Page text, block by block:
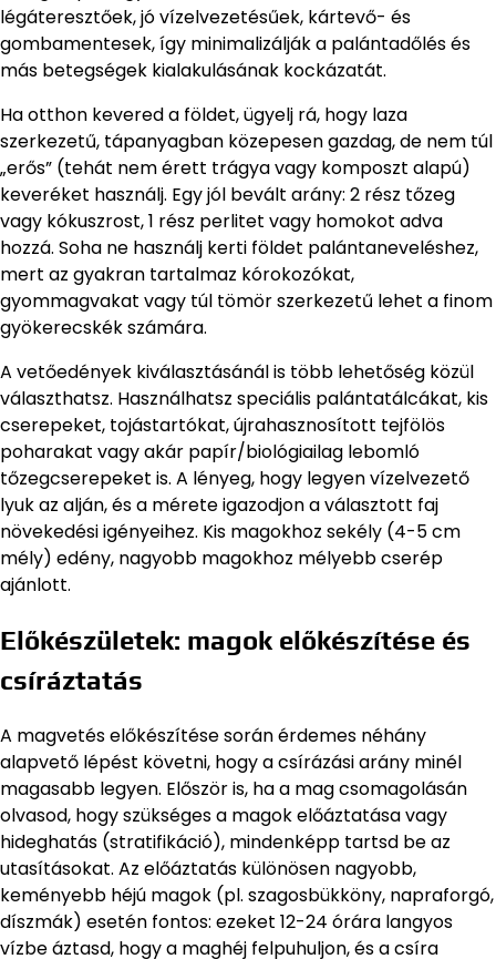
légáteresztőek, jó vízelvezetésűek, kártevő- és
gombamentesek, így minimalizálják a palántadőlés és
más betegségek kialakulásának kockázatát.
Ha otthon kevered a földet, ügyelj rá, hogy laza
szerkezetű, tápanyagban közepesen gazdag, de nem túl
„erős” (tehát nem érett trágya vagy komposzt alapú)
keveréket használj. Egy jól bevált arány: 2 rész tőzeg
vagy kókuszrost, 1 rész perlitet vagy homokot adva
hozzá. Soha ne használj kerti földet palántaneveléshez,
mert az gyakran tartalmaz kórokozókat,
gyommagvakat vagy túl tömör szerkezetű lehet a finom
gyökerecskék számára.
A vetőedények kiválasztásánál is több lehetőség közül
választhatsz. Használhatsz speciális palántatálcákat, kis
cserepeket, tojástartókat, újrahasznosított tejfölös
poharakat vagy akár papír/biológiailag lebomló
tőzegcserepeket is. A lényeg, hogy legyen vízelvezető
lyuk az alján, és a mérete igazodjon a választott faj
növekedési igényeihez. Kis magokhoz sekély (4-5 cm
mély) edény, nagyobb magokhoz mélyebb cserép
ajánlott.
Előkészületek: magok előkészítése és
csíráztatás
A magvetés előkészítése során érdemes néhány
alapvető lépést követni, hogy a csírázási arány minél
magasabb legyen. Először is, ha a mag csomagolásán
olvasod, hogy szükséges a magok előáztatása vagy
hideghatás (stratifikáció), mindenképp tartsd be az
utasításokat. Az előáztatás különösen nagyobb,
keményebb héjú magok (pl. szagosbükköny, napraforgó,
díszmák) esetén fontos: ezeket 12-24 órára langyos
vízbe áztasd, hogy a maghéj felpuhuljon, és a csíra